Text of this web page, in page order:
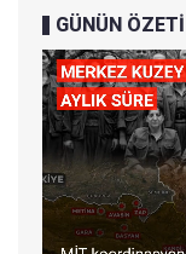
GÜNÜN ÖZETİ